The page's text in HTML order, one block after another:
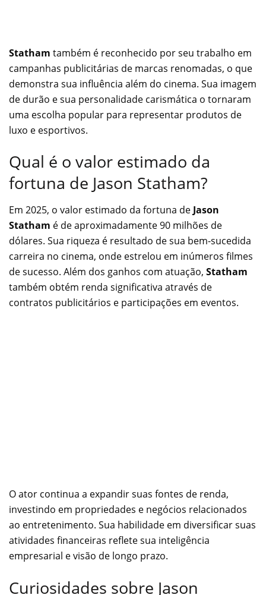
Statham também é reconhecido por seu trabalho em
campanhas publicitárias de marcas renomadas, o que
demonstra sua influência além do cinema. Sua imagem
de durão e sua personalidade carismática o tornaram
uma escolha popular para representar produtos de
luxo e esportivos.
Qual é o valor estimado da
fortuna de Jason Statham?
Em 2025, o valor estimado da fortuna de Jason
Statham é de aproximadamente 90 milhões de
dólares. Sua riqueza é resultado de sua bem-sucedida
carreira no cinema, onde estrelou em inúmeros filmes
de sucesso. Além dos ganhos com atuação, Statham
também obtém renda significativa através de
contratos publicitários e participações em eventos.
O ator continua a expandir suas fontes de renda,
investindo em propriedades e negócios relacionados
ao entretenimento. Sua habilidade em diversificar suas
atividades financeiras reflete sua inteligência
empresarial e visão de longo prazo.
Curiosidades sobre Jason